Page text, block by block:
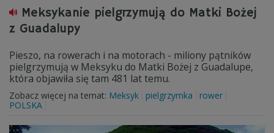
Meksykanie pielgrzymują do Matki Bożej
z Guadalupy
Pieszo, na rowerach i na motorach - miliony pątników
pielgrzymują w Meksyku do Matki Bożej z Guadalupe,
która objawiła się tam 481 lat temu.
Zobacz więcej na temat: Meksyk pielgrzymka
rower
POLSKA